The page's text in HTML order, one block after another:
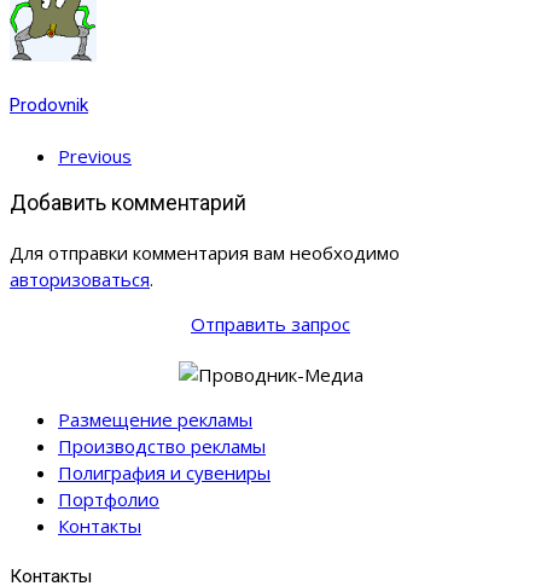
Prodovnik
Previous
Добавить комментарий
Для отправки комментария вам необходимо
авторизоваться.
Отправить запрос
Размещение рекламы
Производство рекламы
Полиграфия и сувениры
Портфолио
Контакты
Контакты